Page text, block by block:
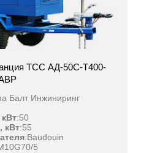
ТСС АД-50С-Т400-
Балт Инжиниринг
:50
кВт:55
:Baudouin
5